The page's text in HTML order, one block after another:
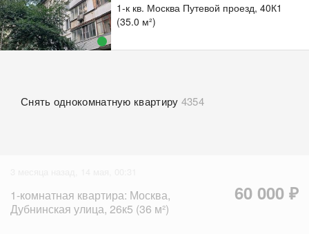
1-к кв. Москва Путевой проезд, 40К1
(35.0 м²)
Снять однокомнатную квартиру 4354
1-комнатная квартира: Москва,
Дубнинская улица, 26к5 (36 м²)
60 000 ₽